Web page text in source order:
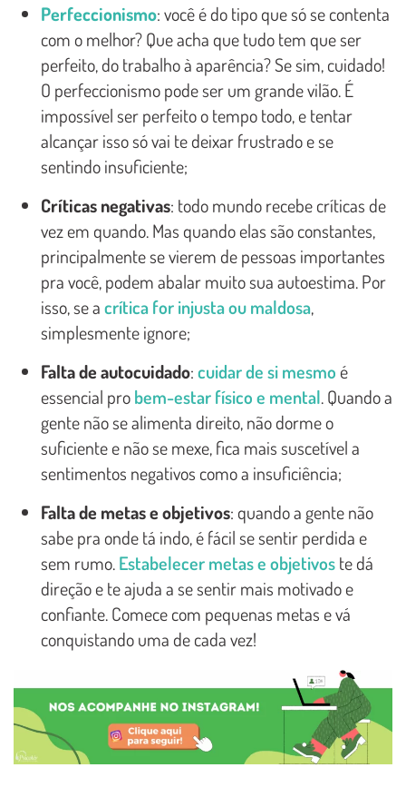
Perfeccionismo: você é do tipo que só se contenta
com o melhor? Que acha que tudo tem que ser
perfeito, do trabalho à aparência? Se sim, cuidado!
O perfeccionismo pode ser um grande vilão. É
impossível ser perfeito o tempo todo, e tentar
alcançar isso só vai te deixar frustrado e se
sentindo insuficiente;
Críticas negativas: todo mundo recebe críticas de
vez em quando. Mas quando elas são constantes,
principalmente se vierem de pessoas importantes
pra você, podem abalar muito sua autoestima. Por
isso, se acrítica for injusta ou maldosa,
simplesmente ignore;
Falta de autocuidado:cuidar de si mesmo é
essencial probem-estar físico e mental. Quando a
gente não se alimenta direito, não dorme o
suficiente e não se mexe, fica mais suscetível a
sentimentos negativos como a insuficiência;
Falta de metas e objetivos: quando a gente não
sabe pra onde tá indo, é fácil se sentir perdida e
sem rumo.Estabelecer metas e objetivoste dá
direção e te ajuda a se sentir mais motivado e
confiante. Comece com pequenas metas e vá
conquistando uma de cada vez!